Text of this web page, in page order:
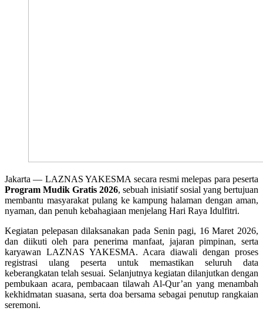
Jakarta — LAZNAS YAKESMA secara resmi melepas para peserta
Program Mudik Gratis 2026, sebuah inisiatif sosial yang bertujuan
membantu masyarakat pulang ke kampung halaman dengan aman,
nyaman, dan penuh kebahagiaan menjelang Hari Raya Idulfitri.
Kegiatan pelepasan dilaksanakan pada Senin pagi, 16 Maret 2026,
dan diikuti oleh para penerima manfaat, jajaran pimpinan, serta
karyawan LAZNAS YAKESMA. Acara diawali dengan proses
registrasi ulang peserta untuk memastikan seluruh data
keberangkatan telah sesuai. Selanjutnya kegiatan dilanjutkan dengan
pembukaan acara, pembacaan tilawah Al-Qur’an yang menambah
kekhidmatan suasana, serta doa bersama sebagai penutup rangkaian
seremoni.